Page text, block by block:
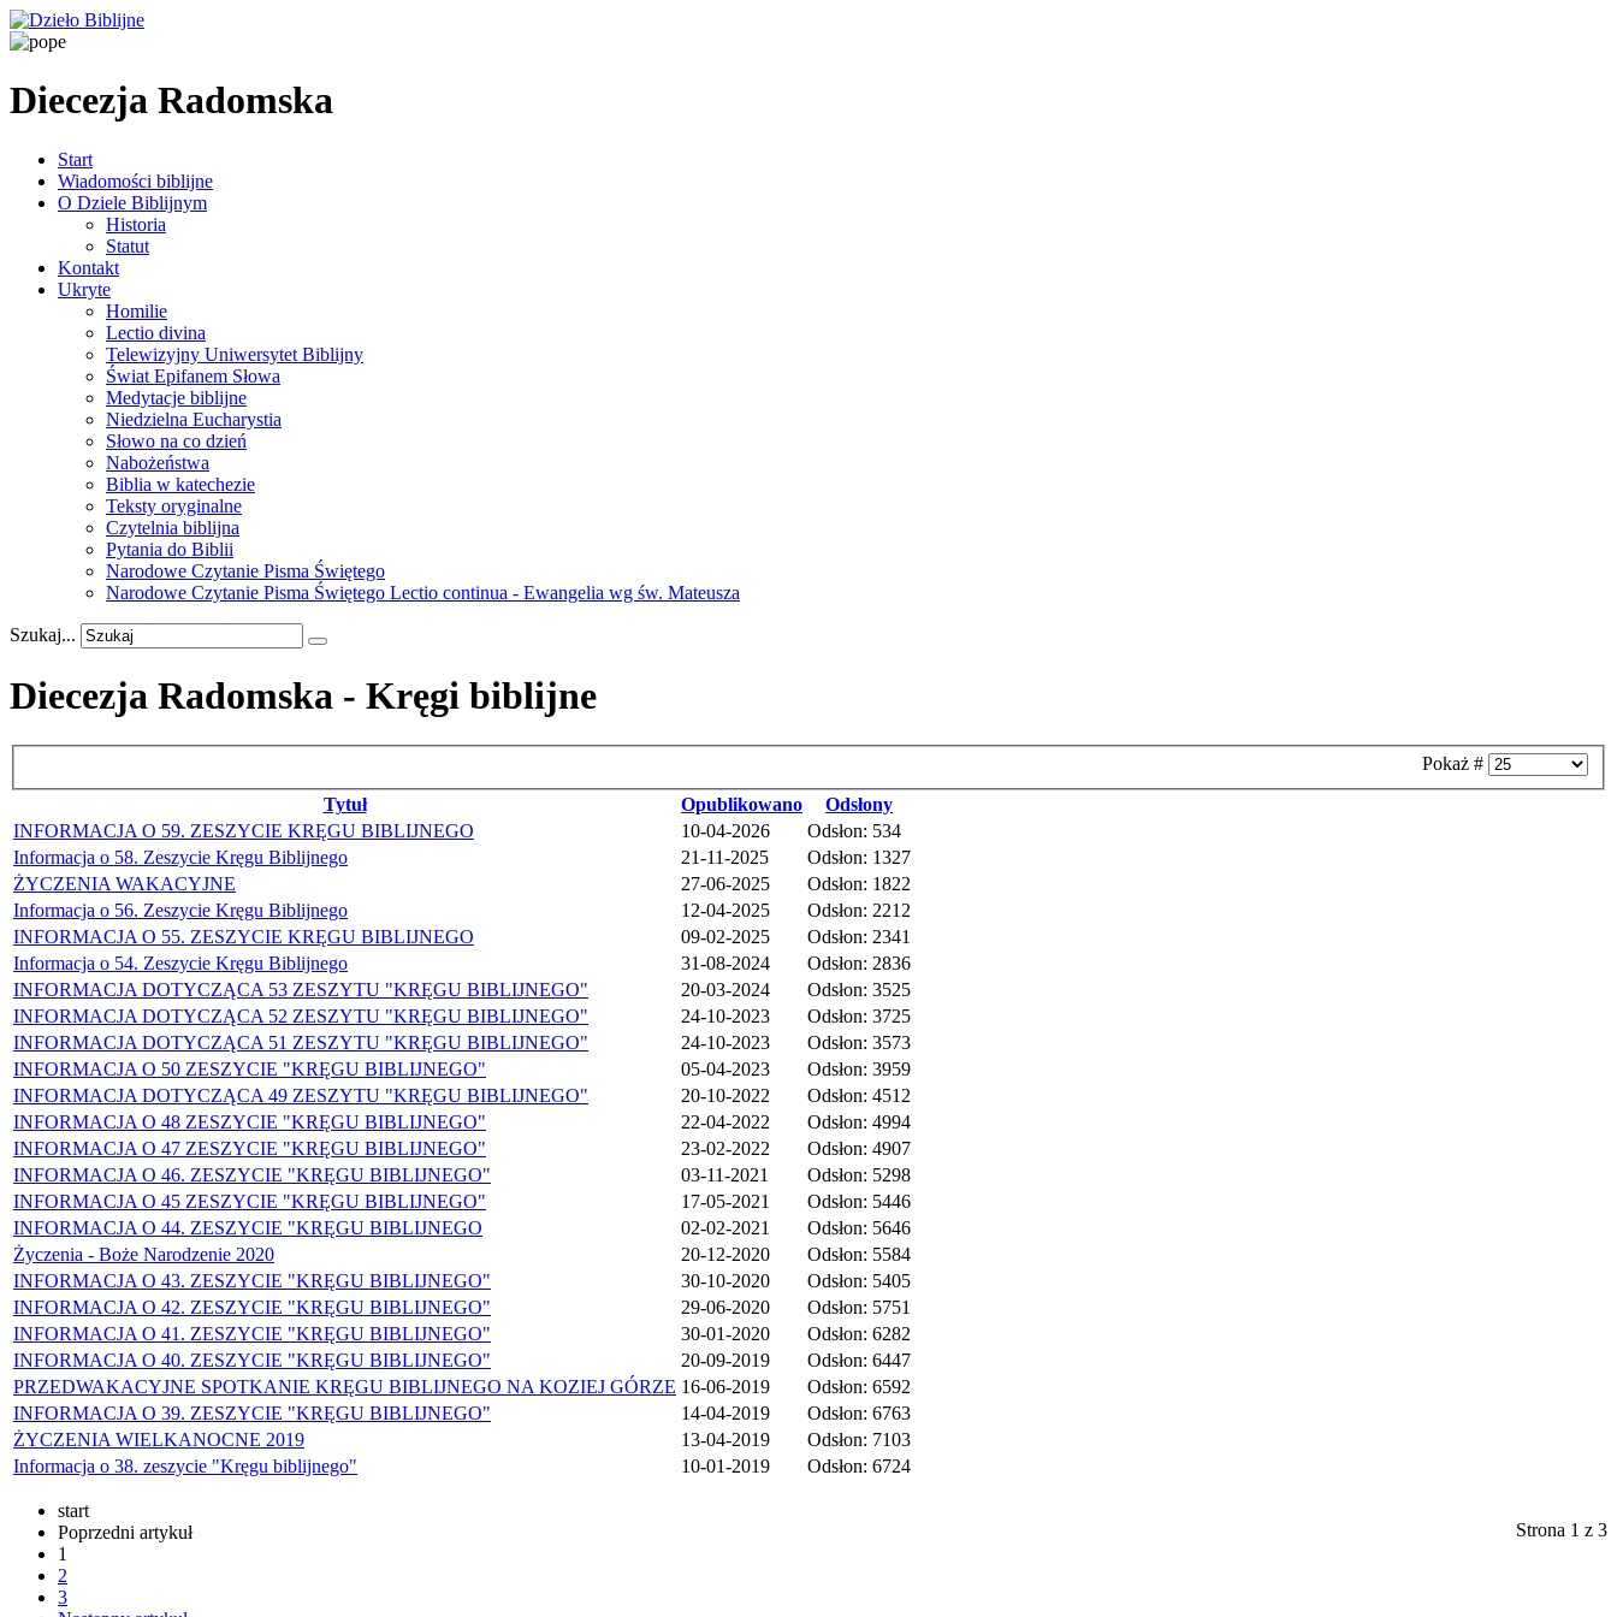
Diecezja Radomska
Start
Wiadomości biblijne
O Dziele Biblijnym
Historia
Statut
Kontakt
Ukryte
Homilie
Lectio divina
Telewizyjny Uniwersytet Biblijny
Świat Epifanem Słowa
Medytacje biblijne
Niedzielna Eucharystia
Słowo na co dzień
Nabożeństwa
Biblia w katechezie
Teksty oryginalne
Czytelnia biblijna
Pytania do Biblii
Narodowe Czytanie Pisma Świętego
Narodowe Czytanie Pisma Świętego Lectio continua - Ewangelia wg św. Mateusza
Szukaj...
Diecezja Radomska - Kręgi biblijne
Pokaż #
Tytuł
Opublikowano
Odsłony
INFORMACJA O 59. ZESZYCIE KRĘGU BIBLIJNEGO
10-04-2026
Odsłon: 534
Informacja o 58. Zeszycie Kręgu Biblijnego
21-11-2025
Odsłon: 1327
ŻYCZENIA WAKACYJNE
27-06-2025
Odsłon: 1822
Informacja o 56. Zeszycie Kręgu Biblijnego
12-04-2025
Odsłon: 2212
INFORMACJA O 55. ZESZYCIE KRĘGU BIBLIJNEGO
09-02-2025
Odsłon: 2341
Informacja o 54. Zeszycie Kręgu Biblijnego
31-08-2024
Odsłon: 2836
INFORMACJA DOTYCZĄCA 53 ZESZYTU "KRĘGU BIBLIJNEGO"
20-03-2024
Odsłon: 3525
INFORMACJA DOTYCZĄCA 52 ZESZYTU "KRĘGU BIBLIJNEGO"
24-10-2023
Odsłon: 3725
INFORMACJA DOTYCZĄCA 51 ZESZYTU "KRĘGU BIBLIJNEGO"
24-10-2023
Odsłon: 3573
INFORMACJA O 50 ZESZYCIE "KRĘGU BIBLIJNEGO"
05-04-2023
Odsłon: 3959
INFORMACJA DOTYCZĄCA 49 ZESZYTU "KRĘGU BIBLIJNEGO"
20-10-2022
Odsłon: 4512
INFORMACJA O 48 ZESZYCIE "KRĘGU BIBLIJNEGO"
22-04-2022
Odsłon: 4994
INFORMACJA O 47 ZESZYCIE "KRĘGU BIBLIJNEGO"
23-02-2022
Odsłon: 4907
INFORMACJA O 46. ZESZYCIE "KRĘGU BIBLIJNEGO"
03-11-2021
Odsłon: 5298
INFORMACJA O 45 ZESZYCIE "KRĘGU BIBLIJNEGO"
17-05-2021
Odsłon: 5446
INFORMACJA O 44. ZESZYCIE "KRĘGU BIBLIJNEGO
02-02-2021
Odsłon: 5646
Życzenia - Boże Narodzenie 2020
20-12-2020
Odsłon: 5584
INFORMACJA O 43. ZESZYCIE "KRĘGU BIBLIJNEGO"
30-10-2020
Odsłon: 5405
INFORMACJA O 42. ZESZYCIE "KRĘGU BIBLIJNEGO"
29-06-2020
Odsłon: 5751
INFORMACJA O 41. ZESZYCIE "KRĘGU BIBLIJNEGO"
30-01-2020
Odsłon: 6282
INFORMACJA O 40. ZESZYCIE "KRĘGU BIBLIJNEGO"
20-09-2019
Odsłon: 6447
PRZEDWAKACYJNE SPOTKANIE KRĘGU BIBLIJNEGO NA KOZIEJ GÓRZE 16-06-2019
Odsłon: 6592
INFORMACJA O 39. ZESZYCIE "KRĘGU BIBLIJNEGO"
14-04-2019
Odsłon: 6763
ŻYCZENIA WIELKANOCNE 2019
13-04-2019
Odsłon: 7103
Informacja o 38. zeszycie "Kręgu biblijnego"
10-01-2019 Odsłon: 6724
Strona 1 z 3
start
Poprzedni artykuł
1
2
3